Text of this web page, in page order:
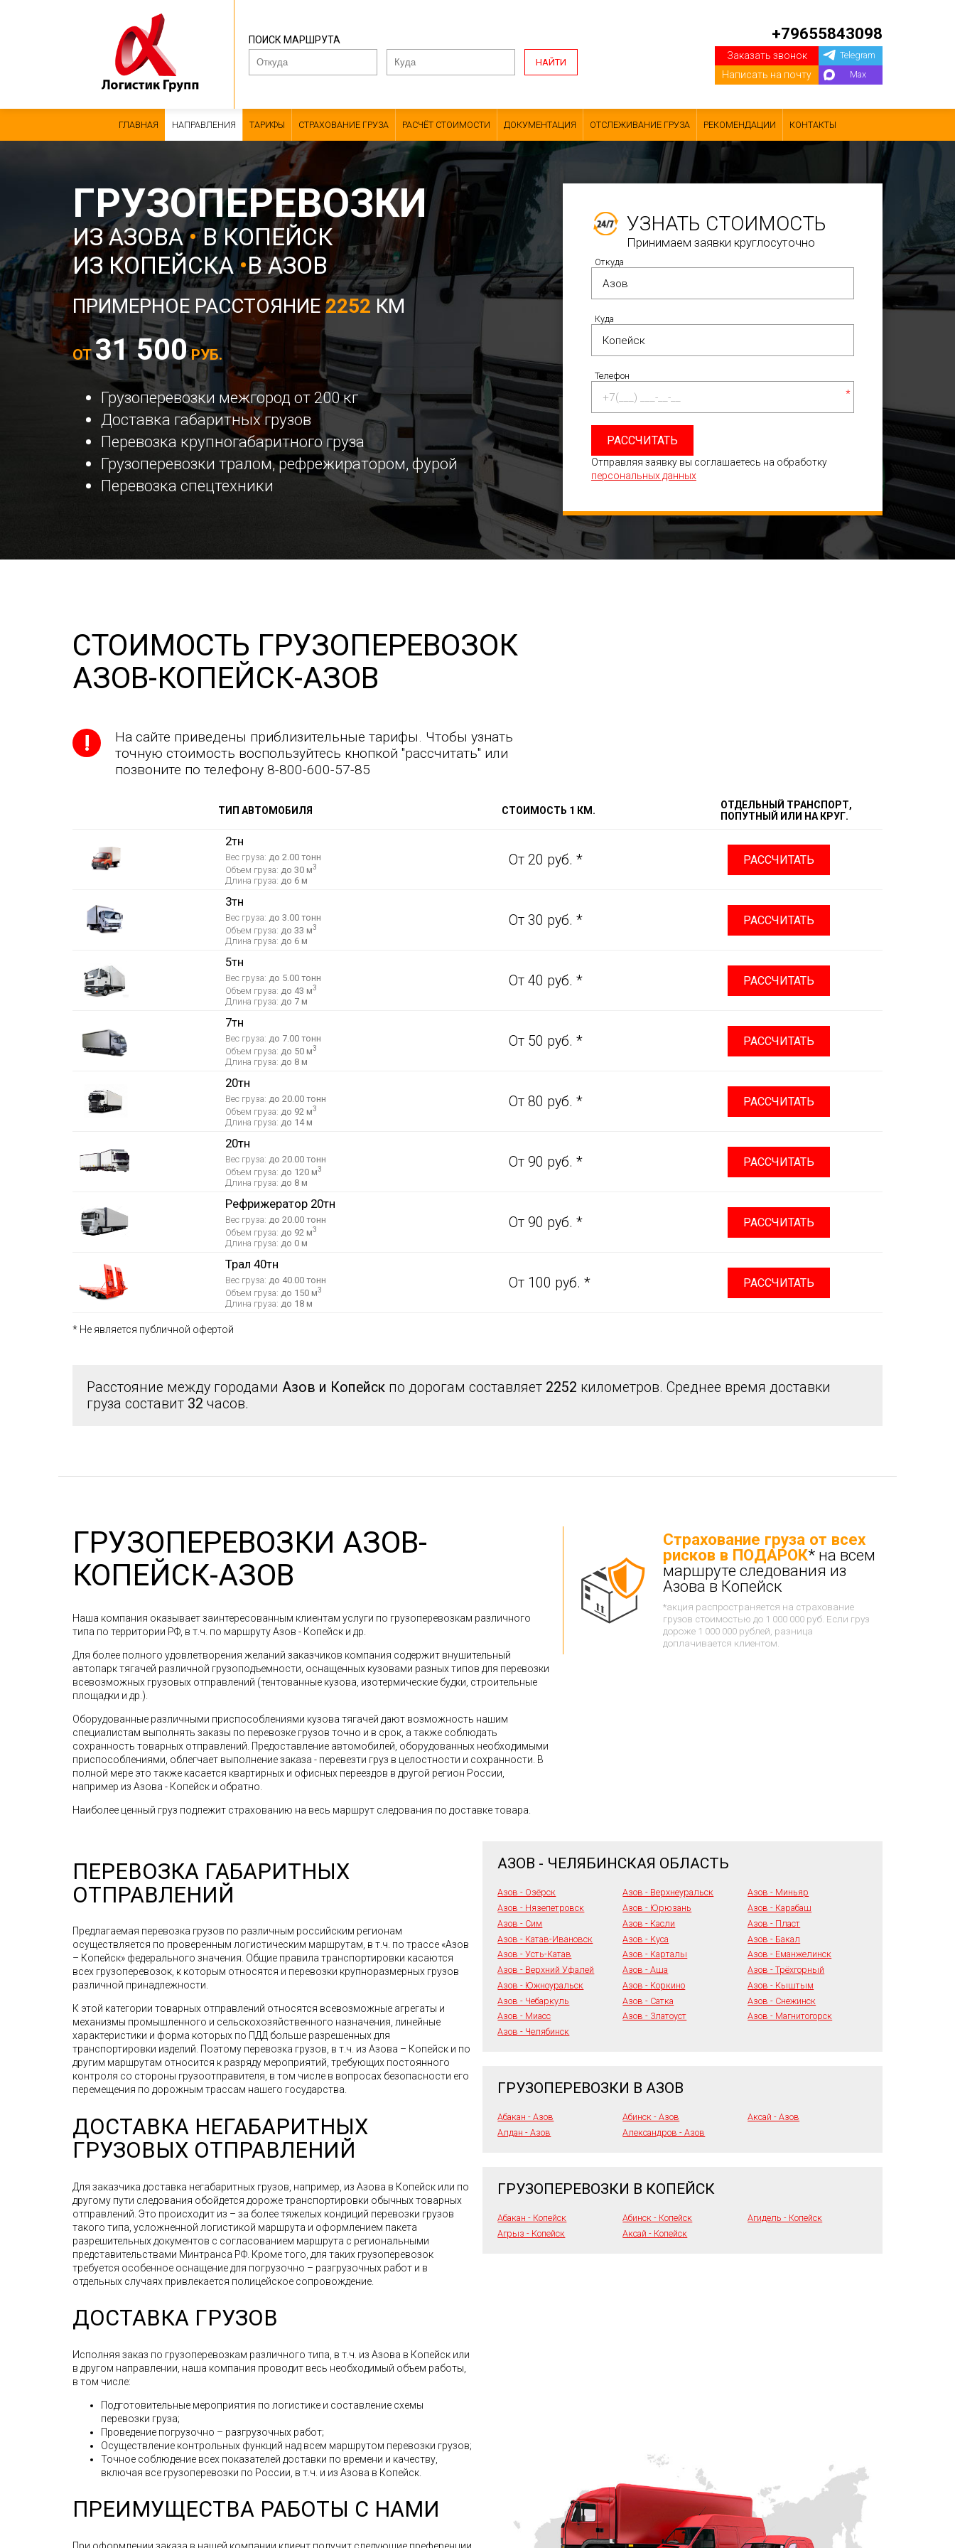
ПОИСК МАРШРУТА
НАЙТИ
+79655843098
Заказать звонок
Написать на почту
Telegram
Max
ГЛАВНАЯ НАПРАВЛЕНИЯ ТАРИФЫ СТРАХОВАНИЕ ГРУЗА РАСЧЁТ СТОИМОСТИ ДОКУМЕНТАЦИЯ ОТСЛЕЖИВАНИЕ ГРУЗА РЕКОМЕНДАЦИИ КОНТАКТЫ
ГРУЗОПЕРЕВОЗКИ
ИЗ АЗОВА•В КОПЕЙСК
ИЗ КОПЕЙСКА•В АЗОВ
ПРИМЕРНОЕ РАССТОЯНИЕ2252 КМ
ОТ31 500РУБ.
Грузоперевозки межгород от 200 кг
Доставка габаритных грузов
Перевозка крупногабаритного груза
Грузоперевозки тралом, рефрежиратором, фурой
Перевозка спецтехники
УЗНАТЬ СТОИМОСТЬ
Принимаем заявки круглосуточно
Откуда
Куда
Телефон
*
РАССЧИТАТЬ
Отправляя заявку вы соглашаетесь на обработку
персональных данных
СТОИМОСТЬ ГРУЗОПЕРЕВОЗОК
АЗОВ-КОПЕЙСК-АЗОВ
На сайте приведены приблизительные тарифы. Чтобы узнать
точную стоимость воспользуйтесь кнопкой "рассчитать" или
позвоните по телефону 8-800-600-57-85
ТИП АВТОМОБИЛЯ СТОИМОСТЬ 1 КМ.
ОТДЕЛЬНЫЙ ТРАНСПОРТ,
ПОПУТНЫЙ ИЛИ НА КРУГ.
2тн
Вес груза: до 2.00 тонн
Объем груза: до 30 м3
Длина груза: до 6 м
От 20 руб. * РАССЧИТАТЬ
3тн
Вес груза: до 3.00 тонн
Объем груза: до 33 м3
Длина груза: до 6 м
От 30 руб. * РАССЧИТАТЬ
5тн
Вес груза: до 5.00 тонн
Объем груза: до 43 м3
Длина груза: до 7 м
От 40 руб. * РАССЧИТАТЬ
7тн
Вес груза: до 7.00 тонн
Объем груза: до 50 м3
Длина груза: до 8 м
От 50 руб. * РАССЧИТАТЬ
20тн
Вес груза: до 20.00 тонн
Объем груза: до 92 м3
Длина груза: до 14 м
От 80 руб. * РАССЧИТАТЬ
20тн
Вес груза: до 20.00 тонн
Объем груза: до 120 м3
Длина груза: до 8 м
От 90 руб. * РАССЧИТАТЬ
Рефрижератор 20тн
Вес груза: до 20.00 тонн
Объем груза: до 92 м3
Длина груза: до 0 м
От 90 руб. * РАССЧИТАТЬ
Трал 40тн
Вес груза: до 40.00 тонн
Объем груза: до 150 м3
Длина груза: до 18 м
От 100 руб. * РАССЧИТАТЬ
* Не является публичной офертой
Расстояние между городами Азов и Копейск по дорогам составляет 2252 километров. Среднее время доставки
груза составит 32 часов.
ГРУЗОПЕРЕВОЗКИ АЗОВ-
КОПЕЙСК-АЗОВ
Наша компания оказывает заинтересованным клиентам услуги по грузоперевозкам различного
типа по территории РФ, в т.ч. по маршруту Азов - Копейск и др.
Для более полного удовлетворения желаний заказчиков компания содержит внушительный
автопарк тягачей различной грузоподъемности, оснащенных кузовами разных типов для перевозки
всевозможных грузовых отправлений (тентованные кузова, изотермические будки, строительные
площадки и др.).
Оборудованные различными приспособлениями кузова тягачей дают возможность нашим
специалистам выполнять заказы по перевозке грузов точно и в срок, а также соблюдать
сохранность товарных отправлений. Предоставление автомобилей, оборудованных необходимыми
приспособлениями, облегчает выполнение заказа - перевезти груз в целостности и сохранности. В
полной мере это также касается квартирных и офисных переездов в другой регион России,
например из Азова - Копейск и обратно.
Наиболее ценный груз подлежит страхованию на весь маршрут следования по доставке товара.
Страхование груза от всех
рисков в ПОДАРОК* на всем
маршруте следования из
Азова в Копейск
*акция распространяется на страхование
грузов стоимостью до 1 000 000 руб. Если груз
дороже 1 000 000 рублей, разница
доплачивается клиентом.
ПЕРЕВОЗКА ГАБАРИТНЫХ
ОТПРАВЛЕНИЙ
Предлагаемая перевозка грузов по различным российским регионам
осуществляется по проверенным логистическим маршрутам, в т.ч. по трассе «Азов
– Копейск» федерального значения. Общие правила транспортировки касаются
всех грузоперевозок, к которым относятся и перевозки крупноразмерных грузов
различной принадлежности.
К этой категории товарных отправлений относятся всевозможные агрегаты и
механизмы промышленного и сельскохозяйственного назначения, линейные
характеристики и форма которых по ПДД больше разрешенных для
транспортировки изделий. Поэтому перевозка грузов, в т.ч. из Азова – Копейск и по
другим маршрутам относится к разряду мероприятий, требующих постоянного
контроля со стороны грузоотправителя, в том числе в вопросах безопасности его
перемещения по дорожным трассам нашего государства.
ДОСТАВКА НЕГАБАРИТНЫХ
ГРУЗОВЫХ ОТПРАВЛЕНИЙ
Для заказчика доставка негабаритных грузов, например, из Азова в Копейск или по
другому пути следования обойдется дороже транспортировки обычных товарных
отправлений. Это происходит из – за более тяжелых кондиций перевозки грузов
такого типа, усложненной логистикой маршрута и оформлением пакета
разрешительных документов с согласованием маршрута с региональными
представительствами Минтранса РФ. Кроме того, для таких грузоперевозок
требуется особенное оснащение для погрузочно – разгрузочных работ и в
отдельных случаях привлекается полицейское сопровождение.
ДОСТАВКА ГРУЗОВ
Исполняя заказ по грузоперевозкам различного типа, в т.ч. из Азова в Копейск или
в другом направлении, наша компания проводит весь необходимый объем работы,
в том числе:
Подготовительные мероприятия по логистике и составление схемы
перевозки груза;
Проведение погрузочно – разгрузочных работ;
Осуществление контрольных функций над всем маршрутом перевозки грузов;
Точное соблюдение всех показателей доставки по времени и качеству,
включая все грузоперевозки по России, в т.ч. и из Азова в Копейск.
ПРЕИМУЩЕСТВА РАБОТЫ С НАМИ
При оформлении заказа в нашей компании клиент получит следующие преференции
АЗОВ - ЧЕЛЯБИНСКАЯ ОБЛАСТЬ
Азов - Озёрск Азов - Верхнеуральск
Азов - Миньяр
Азов - Нязепетровск
Азов - Юрюзань
Азов - Карабаш
Азов - Сим
Азов - Касли
Азов - Пласт
Азов - Катав-Ивановск
Азов - Куса
Азов - Бакал
Азов - Усть-Катав
Азов - Карталы
Азов - Еманжелинск
Азов - Верхний Уфалей
Азов - Аша
Азов - Трёхгорный
Азов - Южноуральск
Азов - Коркино
Азов - Кыштым
Азов - Чебаркуль
Азов - Сатка
Азов - Снежинск
Азов - Миасс
Азов - Златоуст
Азов - Магнитогорск
Азов - Челябинск
ГРУЗОПЕРЕВОЗКИ В АЗОВ
Абакан - Азов Абинск - Азов
Аксай - Азов
Алдан - Азов
Александров - Азов
ГРУЗОПЕРЕВОЗКИ В КОПЕЙСК
Абакан - Копейск Абинск - Копейск
Агидель - Копейск
Агрыз - Копейск
Аксай - Копейск